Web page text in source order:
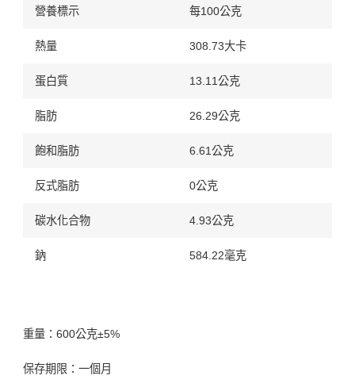
營養標示 每100公克
熱量 308.73大卡
蛋白質 13.11公克
脂肪 26.29公克
飽和脂肪 6.61公克
反式脂肪 0公克
碳水化合物 4.93公克
鈉 584.22毫克
重量：600公克±5%
保存期限：一個月